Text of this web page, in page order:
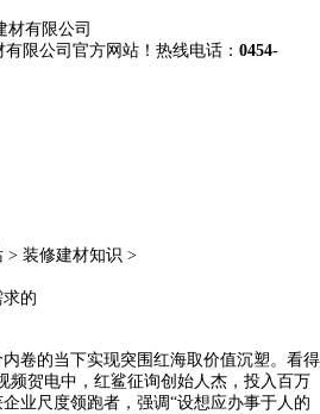
限公司官方网站！热线电话： 0454-
> 装修建材知识 >
的
的当下实现突围红海取价值沉塑。看得
频贺电中，红鲨征询创始人杰，投入百万
业尺度领跑者，强调“设想应办事于人的